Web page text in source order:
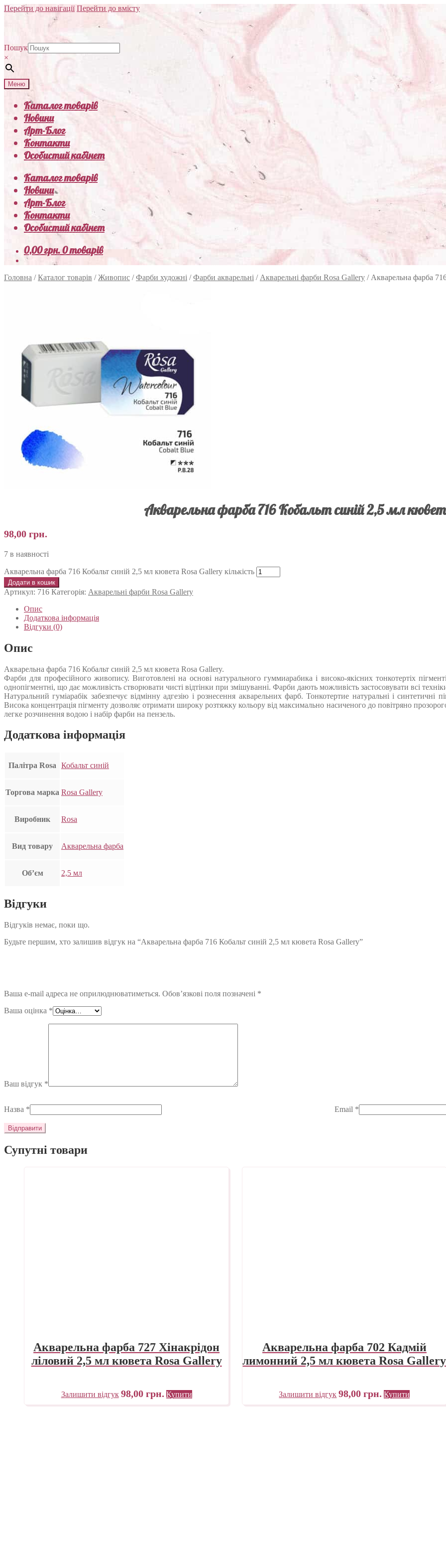
Перейти до навігації Перейти до вмісту
Пошук
×
Меню
Каталог товарів
Новини
Арт-Блог
Контакти
Особистий кабінет
Каталог товарів
Новини
Арт-Блог
Контакти
Особистий кабінет
0,00грн.0 товарів
Головна /Каталог товарів /Живопис /Фарби художні /Фарби акварельні / Акварельні фарби Rosa Gallery / Акварельна фарба
Акварельна фарба 716 Кобальт синій 2,5 мл
98,00 грн.
7 в наявності
Акварельна фарба 716 Кобальт синій 2,5 мл кювета Rosa Gallery кількість
Додати в кошик
Артикул: 716 Категорія: Акварельні фарби Rosa Gallery
Опис
Додаткова інформація
Відгуки (0)
Опис
Акварельна фарба 716 Кобальт синій 2,5 мл кювета Rosa Gallery.
Фарби для професійного живопису. Виготовлені на основі натурального гуммиарабика і високо-якісних тонкотертіх
однопігментні, що дає можливість створювати чисті відтінки при змішуванні. Фарби дають можливість застосовувати всі
Натуральний гуміарабік забезпечує відмінну адгезію і рознесення акварельних фарб. Тонкотертие натуральні і синтетичні
Висока концентрація пігменту дозволяє отримати широку розтяжку кольору від максимально насиченого до повітряно
легке розчинення водою і набір фарби на пензель.
Додаткова інформація
Палітра Rosa Кобальт синій
Торгова марка Rosa Gallery
Виробник Rosa
Вид товару Акварельна фарба
Об’єм 2,5 мл
Відгуки
Відгуків немає, поки що.
Будьте першим, хто залишив відгук на “Акварельна фарба 716 Кобальт синій 2,5 мл кювета Rosa Gallery”
Ваша e-mail адреса не оприлюднюватиметься. Обов’язкові поля позначені *
Ваша оцінка *
Ваш відгук *
Назва * Email *
Супутні товари
Акварельна фарба 727 Хінакрідон
ліловий 2,5 мл кювета Rosa Gallery
Залишити відгук 98,00 грн. Купити
Акварельна фарба 702 Кадмій
лимонний 2,5 мл кювета Rosa Gallery
Залишити відгук 98,00грн. Купити